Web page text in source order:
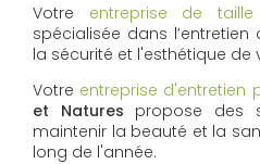
Votre entreprise de
spécialisée dans
la sécurité et l'esthétique de
Votre entreprise d'entretien
et Natures propose des
maintenir la beauté et la
long de l'année.